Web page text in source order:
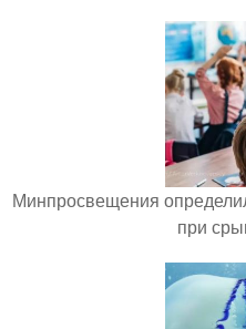
Минпросвещения
при